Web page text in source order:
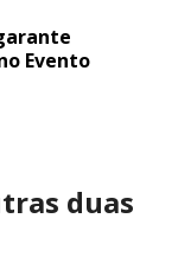
Evento
duas